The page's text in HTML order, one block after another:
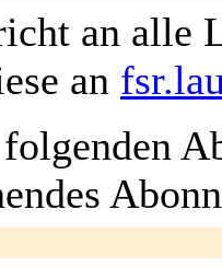
an alle
an